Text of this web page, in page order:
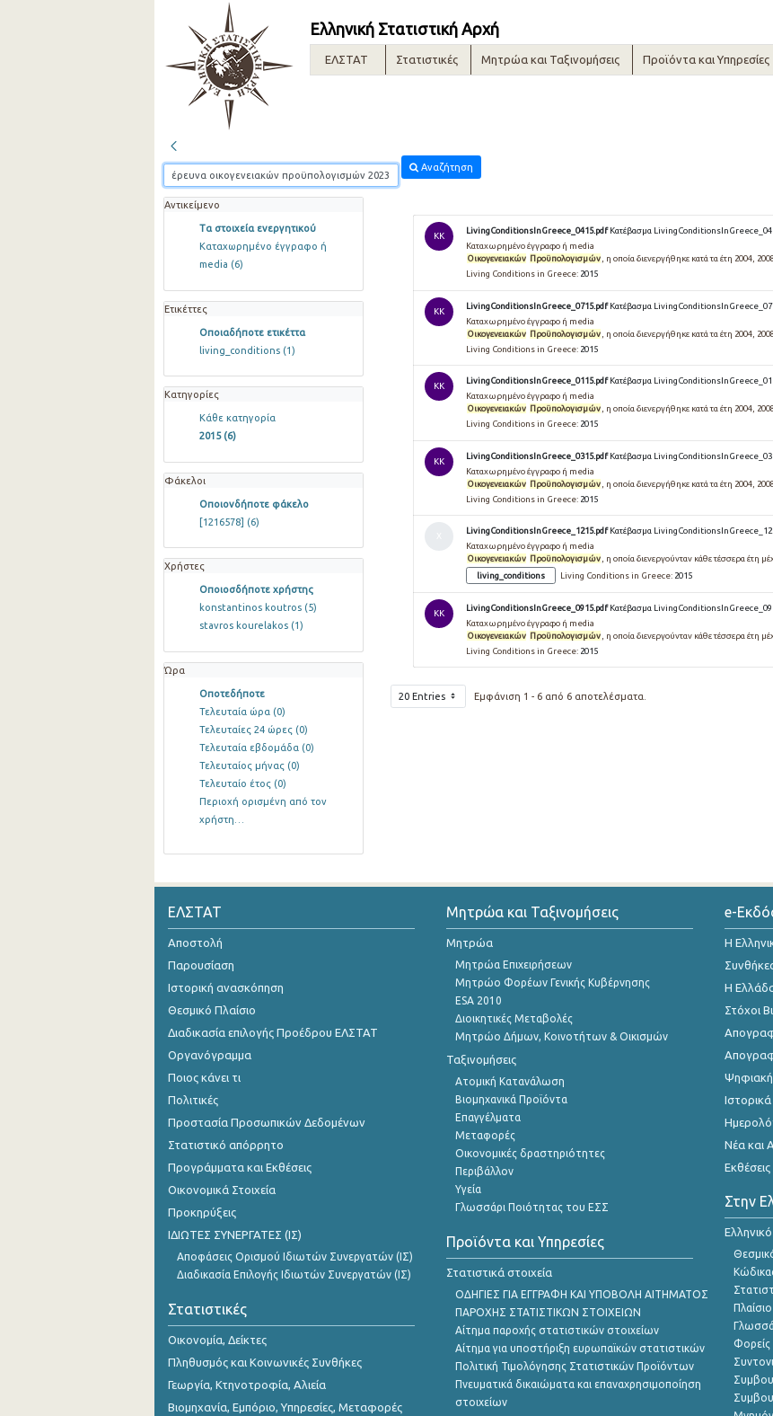
Ελληνική Στατιστική Αρχή
ΕΛΣΤΑΤ Στατιστικές Μητρώα και Ταξινομήσεις Προϊόντα και Υπηρεσίες
Αναζήτηση
Αντικείμενο
Τα στοιχεία ενεργητικού
Καταχωρημένο έγγραφο ή
media (6)
Ετικέττες
Οποιαδήποτε ετικέττα
living_conditions (1)
Κατηγορίες
Κάθε κατηγορία
2015 (6)
Φάκελοι
Οποιονδήποτε φάκελο
[1216578] (6)
Χρήστες
Οποιοσδήποτε χρήστης
konstantinos koutros (5)
stavros kourelakos (1)
Ώρα
Οποτεδήποτε
Τελευταία ώρα (0)
Τελευταίες 24 ώρες (0)
Τελευταία εβδομάδα (0)
Τελευταίος μήνας (0)
Τελευταίο έτος (0)
Περιοχή ορισμένη από τον
χρήστη…
KK
LivingConditionsInGreece_0415.pdf Κατέβασμα
Καταχωρημένο έγγραφο ή media
Οικογενειακών Προϋπολογισμών, η οποία διενεργήθηκε κατά τα έτη 2004,
Living Conditions in Greece: 2015
KK
LivingConditionsInGreece_0715.pdf Κατέβασμα
Καταχωρημένο έγγραφο ή media
Οικογενειακών Προϋπολογισμών , η οποία διενεργήθηκε κατά τα έτη 2004,
Living Conditions in Greece: 2015
KK
LivingConditionsInGreece_0115.pdf Κατέβασμα
Καταχωρημένο έγγραφο ή media
Οικογενειακών Προϋπολογισμών, η οποία διενεργήθηκε κατά τα έτη 2004,
Living Conditions in Greece: 2015
KK
LivingConditionsInGreece_0315.pdf Κατέβασμα
Καταχωρημένο έγγραφο ή media
Οικογενειακών Προϋπολογισμών , η οποία διενεργήθηκε κατά τα έτη 2004,
Living Conditions in Greece: 2015
LivingConditionsInGreece_1215.pdf Κατέβασμα
Καταχωρημένο έγγραφο ή media
Οικογενειακών Προϋπολογισμών, η οποία διενεργούνταν κάθε τέσσερα έτη
living_conditions
Living Conditions in Greece: 2015
KK
LivingConditionsInGreece_0915.pdf Κατέβασμα
Καταχωρημένο έγγραφο ή media
Οικογενειακών Προϋπολογισμών , η οποία διενεργούνταν κάθε τέσσερα έτη
Living Conditions in Greece: 2015
20 Entries Εμφάνιση 1 - 6 από 6 αποτελέσματα.
ΕΛΣΤΑΤ
Αποστολή
Παρουσίαση
Ιστορική ανασκόπηση
Θεσμικό Πλαίσιο
Διαδικασία επιλογής Προέδρου ΕΛΣΤΑΤ
Οργανόγραμμα
Ποιος κάνει τι
Πολιτικές
Προστασία Προσωπικών Δεδομένων
Στατιστικό απόρρητο
Προγράμματα και Εκθέσεις
Οικονομικά Στοιχεία
Προκηρύξεις
ΙΔΙΩΤΕΣ ΣΥΝΕΡΓΑΤΕΣ (ΙΣ)
Αποφάσεις Ορισμού Ιδιωτών Συνεργατών (ΙΣ)
Διαδικασία Επιλογής Ιδιωτών Συνεργατών (ΙΣ)
Στατιστικές
Οικονομία, Δείκτες
Πληθυσμός και Κοινωνικές Συνθήκες
Γεωργία, Κτηνοτροφία, Αλιεία
Βιομηχανία, Εμπόριο, Υπηρεσίες, Μεταφορές
Μητρώα και Ταξινομήσεις
Μητρώα
Μητρώα Επιχειρήσεων
Μητρώο Φορέων Γενικής Κυβέρνησης
ESA 2010
Διοικητικές Μεταβολές
Μητρώο Δήμων, Κοινοτήτων & Οικισμών
Ταξινομήσεις
Ατομική Κατανάλωση
Βιομηχανικά Προϊόντα
Επαγγέλματα
Μεταφορές
Οικονομικές δραστηριότητες
Περιβάλλον
Υγεία
Γλωσσάρι Ποιότητας του ΕΣΣ
Προϊόντα και Υπηρεσίες
Στατιστικά στοιχεία
ΟΔΗΓΙΕΣ ΓΙΑ ΕΓΓΡΑΦΗ ΚΑΙ ΥΠΟΒΟΛΗ ΑΙΤΗΜΑΤΟΣ
ΠΑΡΟΧΗΣ ΣΤΑΤΙΣΤΙΚΩΝ ΣΤΟΙΧΕΙΩΝ
Αίτημα παροχής στατιστικών στοιχείων
Αίτημα για υποστήριξη ευρωπαϊκών στατιστικών
Πολιτική Τιμολόγησης Στατιστικών Προϊόντων
Πνευματικά δικαιώματα και επαναχρησιμοποίηση
στοιχείων
e-
Η
Η
Στόχοι
Ψηφιακή
Νέα και
Στην